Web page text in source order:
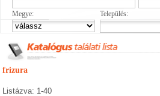
Megye: Település:
frizura
Listázva: 1-40